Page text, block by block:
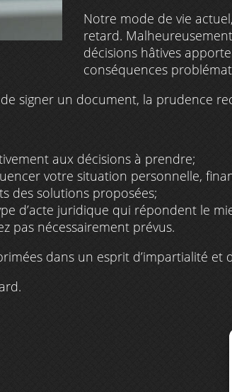
Notre mode de vie
retard.
décisions hâtives
conséquences
signer un document, la prudence
aux décisions à prendre;
votre situation personnelle,
des solutions proposées;
d’acte juridique qui répondent le
pas nécessairement prévus.
dans un esprit d’impartialité et